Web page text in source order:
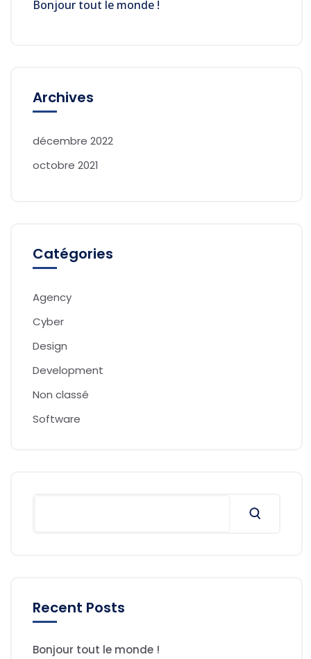
Bonjour tout le monde !
Archives
décembre 2022
octobre 2021
Catégories
Agency
Cyber
Design
Development
Non classé
Software
Recent Posts
Bonjour tout le monde !